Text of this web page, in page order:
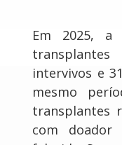
Em 2025, a
intervivos e
mesmo
transplantes
com